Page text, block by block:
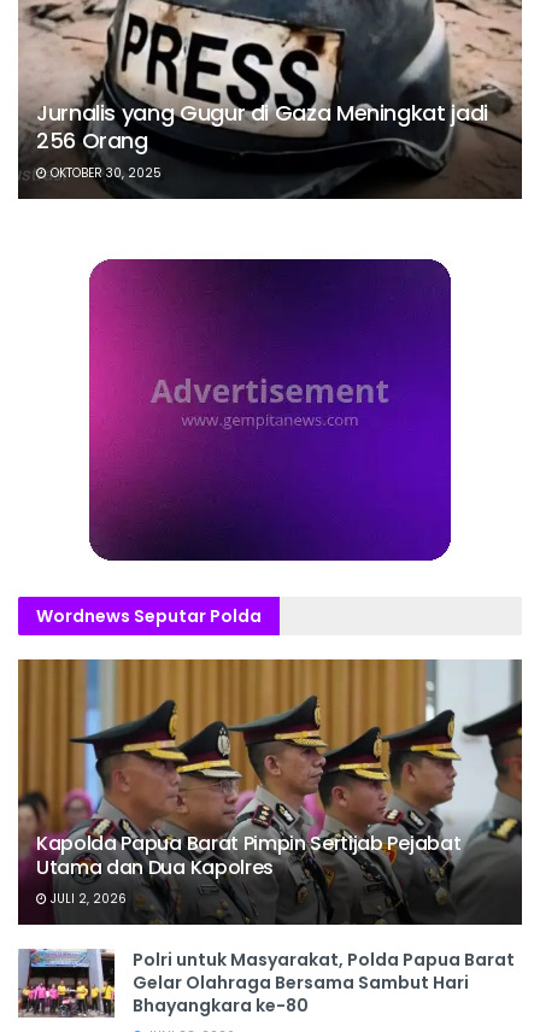
Jurnalis yang Gugur di Gaza Meningkat jadi
256 Orang
OKTOBER 30, 2025
Wordnews Seputar Polda
Kapolda Papua Barat Pimpin Sertijab Pejabat
Utama dan Dua Kapolres
JULI 2, 2026
Polri untuk Masyarakat, Polda Papua Barat
Gelar Olahraga Bersama Sambut Hari
Bhayangkara ke-80